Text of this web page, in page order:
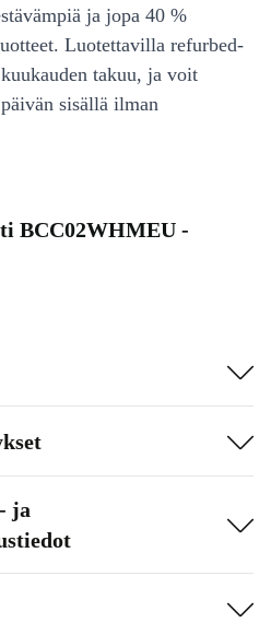
ja jopa 40 %
Luotettavilla refurbed-
takuu, ja voit
sisällä ilman
BCC02WHMEU -
ja